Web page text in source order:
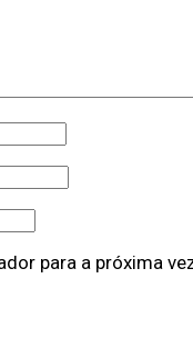
para a próxima